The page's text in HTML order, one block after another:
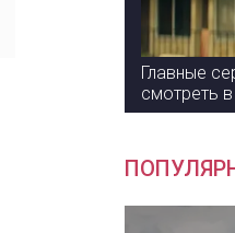
Главные
смотреть